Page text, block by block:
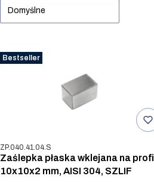
Domyślne
Bestseller
Kod produktu
ZP.040.41.04.S
Zaślepka płaska wklejana na profil
10x10x2 mm, AISI 304, SZLIF